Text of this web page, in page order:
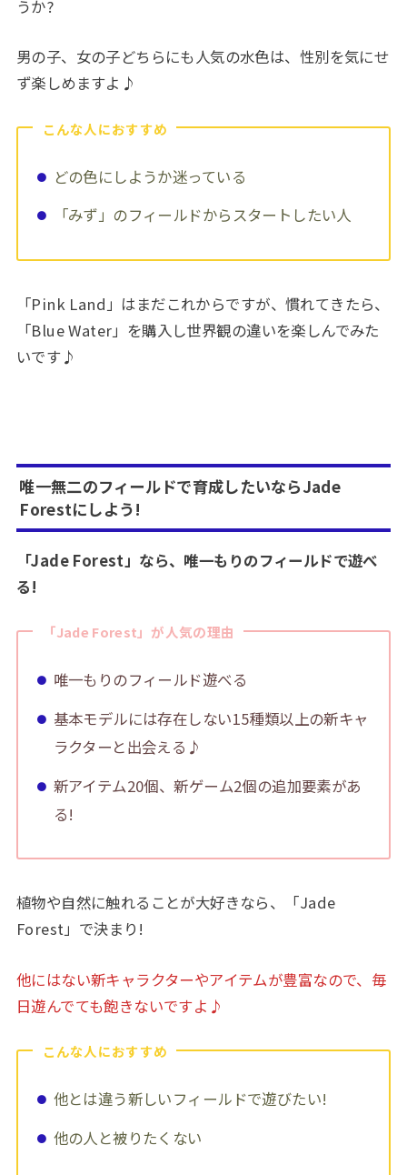
うか?
男の子、女の子どちらにも人気の水色は、性別を気にせ
ず楽しめますよ♪
こんな人におすすめ
どの色にしようか迷っている
「みず」のフィールドからスタートしたい人
「Pink Land」はまだこれからですが、慣れてきたら、
「Blue Water」を購入し世界観の違いを楽しんでみた
いです♪
唯一無二のフィールドで育成したいならJade
Forestにしよう!
「Jade Forest」なら、唯一もりのフィールドで遊べ
る!
「Jade Forest」が人気の理由
唯一もりのフィールド遊べる
基本モデルには存在しない15種類以上の新キャ
ラクターと出会える♪
新アイテム20個、新ゲーム2個の追加要素があ
る!
植物や自然に触れることが大好きなら、「Jade
Forest」で決まり!
他にはない新キャラクターやアイテムが豊富なので、毎
日遊んでても飽きないですよ♪
こんな人におすすめ
他とは違う新しいフィールドで遊びたい!
他の人と被りたくない